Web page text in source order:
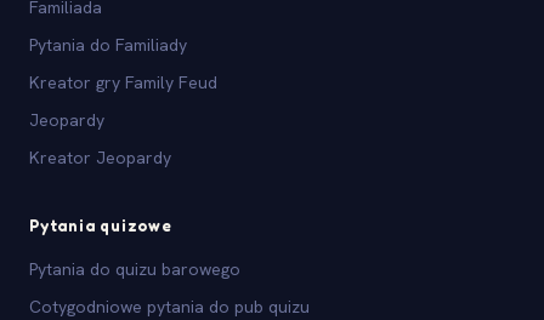
Familiada
Pytania do Familiady
Kreator gry Family Feud
Jeopardy
Kreator Jeopardy
Pytania quizowe
Pytania do quizu barowego
Cotygodniowe pytania do pub quizu